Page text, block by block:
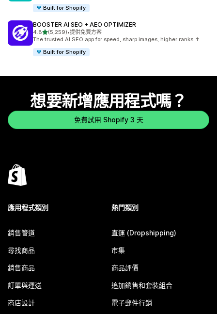
Built for Shopify
BOOSTER AI SEO + AEO OPTIMIZER
4.8滿分 5 顆星
(5,259)
共有 5259 則評價
•提供免費方案
The trusted AI SEO app for speed, sharp images, higher ranks ↑
Built for Shopify
想要新增應用程式嗎？
免費試用 Shopify 3 天
應用程式類別
銷售管道
尋找商品
銷售商品
訂單與運送
商店設計
熱門類別
直運 (Dropshipping)
市集
商品評價
追加銷售和套裝組合
電子郵件行銷